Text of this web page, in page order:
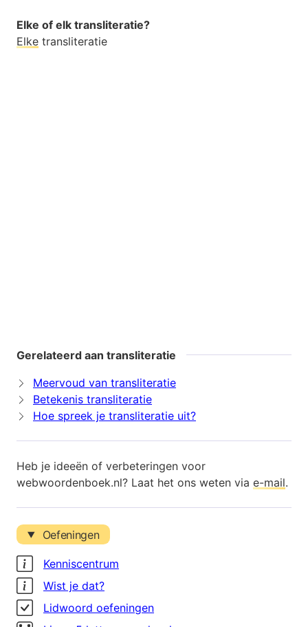
Elke of elk transliteratie?
Elke transliteratie
Gerelateerd aan transliteratie
Meervoud van transliteratie
Betekenis transliteratie
Hoe spreek je transliteratie uit?
Heb je ideeën of verbeteringen voor
webwoordenboek.nl? Laat het ons weten via e-mail.
Oefeningen
Kenniscentrum
Wist je dat?
Lidwoord oefeningen